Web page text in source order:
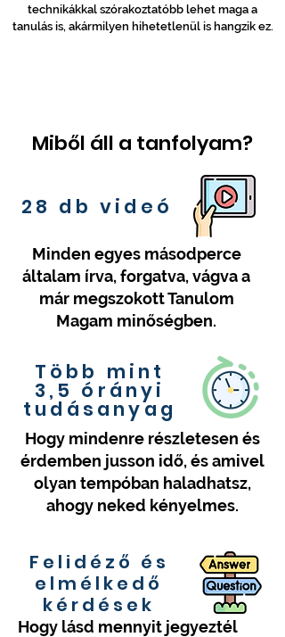
technikákkal szórakoztatóbb lehet maga a
tanulás is, akármilyen hihetetlenül is hangzik ez.
Miből áll a tanfolyam?
28 db videó
Minden egyes másodperce
általam írva, forgatva, vágva a
már megszokott Tanulom
Magam minőségben.
Több mint
3,5 órányi
tudásanyag
Hogy mindenre részletesen és
érdemben jusson idő, és amivel
olyan tempóban haladhatsz,
ahogy neked kényelmes.
Felidéző és
elmélkedő
kérdések
Hogy lásd mennyit jegyeztél